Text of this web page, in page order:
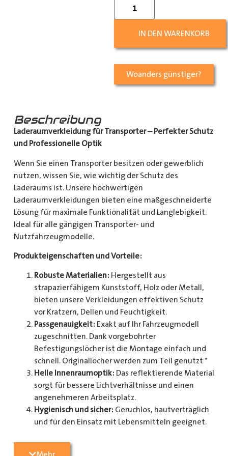
IN DEN WARENKORB
Woanders günstiger?
Beschreibung
Laderaumverkleidung für Transporter – Perfekter Schutz
und Professionelle Optik
Wenn Sie einen Transporter besitzen oder gewerblich
nutzen, wissen Sie, wie wichtig der Schutz des
Laderaums ist. Unsere hochwertigen
Laderaumverkleidungen bieten eine maßgeschneiderte
Lösung für maximale Funktionalität und Langlebigkeit.
Ideal für alle gängigen Transporter- und
Nutzfahrzeugmodelle.
Produkteigenschaften und Vorteile:
Robuste Materialien: Hergestellt aus
strapazierfähigem Kunststoff, Holz oder Metall,
bieten unsere Verkleidungen effektiven Schutz
vor Kratzern, Dellen und Feuchtigkeit.
Passgenauigkeit: Exakt auf Ihr Fahrzeugmodell
zugeschnitten. Dank vorgebohrter
Befestigungslöcher ist die Montage einfach und
schnell. Originallöcher werden zum Teil genutzt *
Helle Innenraumoptik: Das reflektierende Material
sorgt für bessere Lichtverhältnisse und einen
angenehmeren Arbeitsplatz.
Hygienisch und sicher: Geruchlos, hautverträglich
und für den Einsatz mit Lebensmitteln geeignet.
Radkastenschutz, großflächigen Seitenteilen und